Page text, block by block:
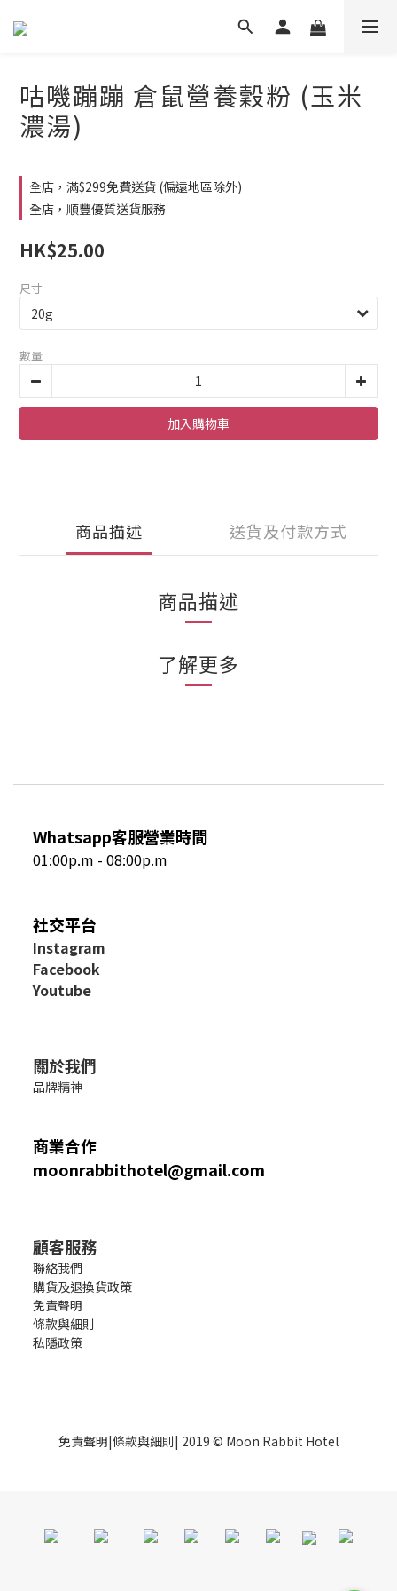
咕嘰蹦蹦 倉鼠營養穀粉 (玉米
濃湯)
全店，滿$299免費送貨 (偏遠地區除外)
全店，順豐優質送貨服務
HK$25.00
尺寸
數量
加入購物車
商品描述 送貨及付款方式
商品描述
了解更多
Whatsapp客服營業時間
01:00p.m - 08:00p.m
社交平台
Instagram
Facebook
Youtube
關於我們
品牌精神
商業合作
moonrabbithotel@gmail.com
顧客服務
聯絡我們
購貨及退換貨政策
免責聲明
條款與細則
私隱政策
免責聲明|條款與細則| 2019 © Moon Rabbit Hotel